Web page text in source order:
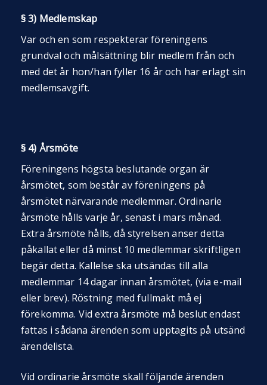
§ 3) Medlemskap
Var och en som respekterar föreningens
grundval och målsättning blir medlem från och
med det år hon/han fyller 16 år och har erlagt sin
medlemsavgift.
§ 4) Årsmöte
Föreningens högsta beslutande organ är
årsmötet, som består av föreningens på
årsmötet närvarande medlemmar. Ordinarie
årsmöte hålls varje år, senast i mars månad.
Extra årsmöte hålls, då styrelsen anser detta
påkallat eller då minst 10 medlemmar skriftligen
begär detta. Kallelse ska utsändas till alla
medlemmar 14 dagar innan årsmötet, (via e-mail
eller brev). Röstning med fullmakt må ej
förekomma. Vid extra årsmöte må beslut endast
fattas i sådana ärenden som upptagits på utsänd
ärendelista.
Vid ordinarie årsmöte skall följande ärenden